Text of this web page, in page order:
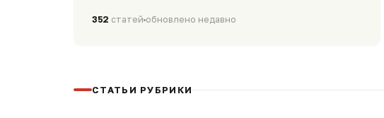
352 статей обновлено недавно
СТАТЬИ РУБРИКИ